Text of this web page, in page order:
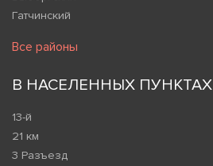
Гатчинский
Все районы
В НАСЕЛЕННЫХ ПУНКТАХ
13-й
21 км
3 Разъезд